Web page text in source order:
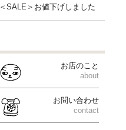
＜SALE＞お値下げしました
お店のこと
about
お問い合わせ
contact